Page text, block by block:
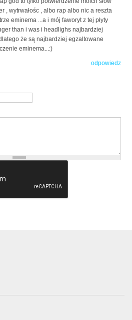
, wytrwałośc , albo rap albo nic a reszta
eminema ...a i mój faworyt z tej płyty
than i was i headlighs najbardziej
że są najbardziej egzaltowane
eminema...:)
odpowiedz